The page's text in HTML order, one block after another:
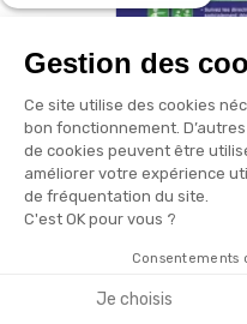
Kit Signaletique
Gestion des
Ce site utilise des cookies
bon fonctionnement.
de cookies peuvent être
améliorer votre expérience
de fréquentation du site.
C'est OK pour vous ?
Consentements
Je choisis